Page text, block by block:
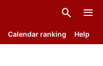
search menu
Calendar ranking Help